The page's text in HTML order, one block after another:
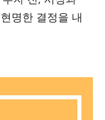
명한 결정을 내